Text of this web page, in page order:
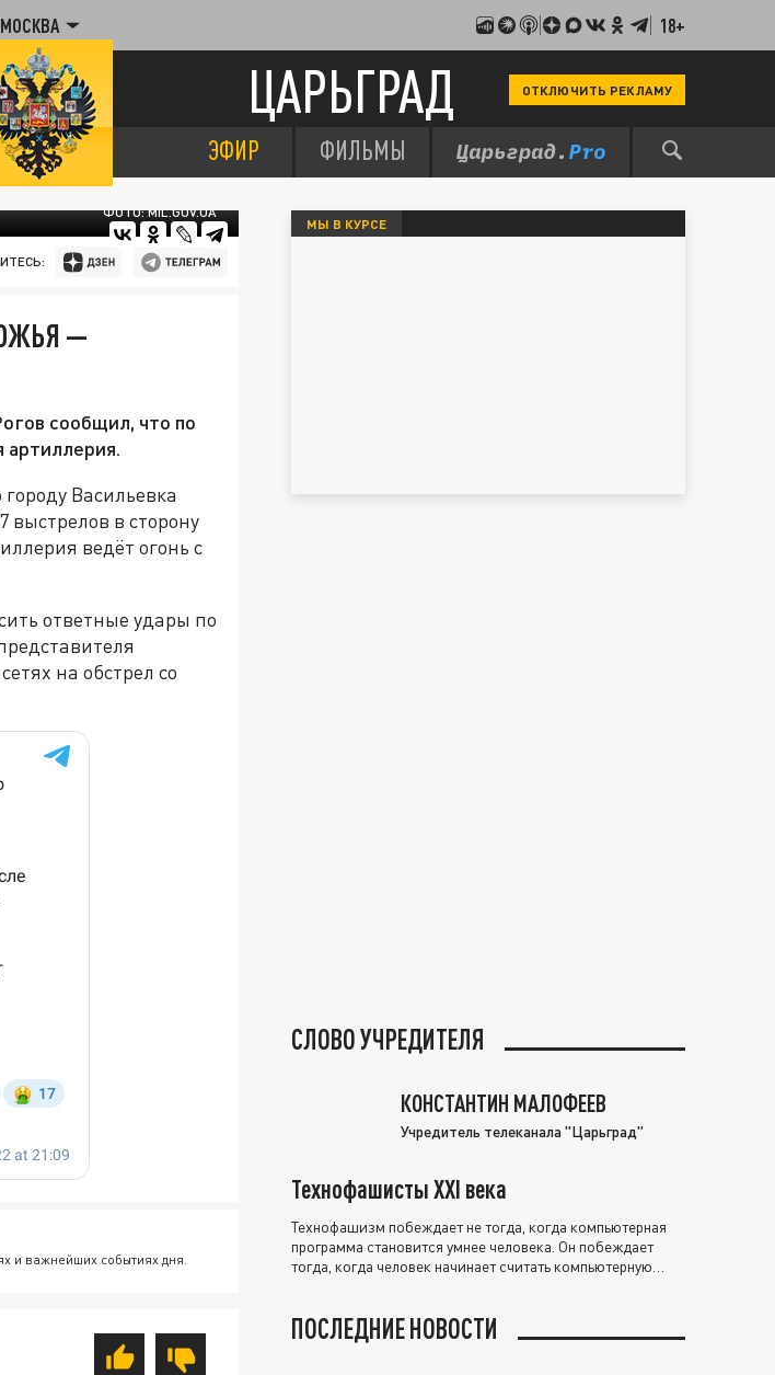
МОСКВА 18+
ЦАРЬГРАД ОТКЛЮЧИТЬ РЕКЛАМУ
ЭФИР ФИЛЬМЫ
ФОТО: MIL.GOV.UA
—
сообщил, что по
артиллерия.
Васильевка
в сторону
ведёт огонь с
ответные удары по
на обстрел со
и важнейших событиях дня.
МЫ В КУРСЕ
СЛОВО УЧРЕДИТЕЛЯ
КОНСТАНТИН МАЛОФЕЕВ
Учредитель телеканала "Царьград"
Технофашисты XXI века
Технофашизм побеждает не тогда, когда компьютерная
программа становится умнее человека. Он побеждает
тогда, когда человек начинает считать компьютерную
ПОСЛЕДНИЕ НОВОСТИ